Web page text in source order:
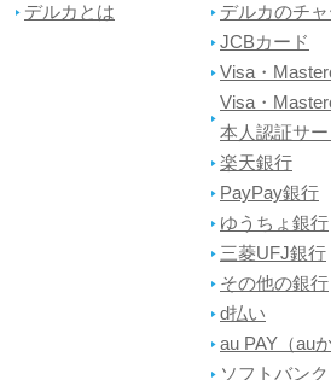
デルカとは
デルカのチ
JCBカード
Visa・
Visa・
本人認証サー
楽天銀行
PayPay銀行
ゆうちょ銀行
三菱UFJ銀行
その他の銀行
d払い
au PAY（au
ソフトバン